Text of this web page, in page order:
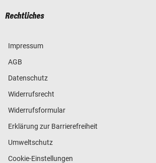
Rechtliches
Impressum
AGB
Datenschutz
Widerrufsrecht
Widerrufsformular
Erklärung zur Barrierefreiheit
Umweltschutz
Cookie-Einstellungen